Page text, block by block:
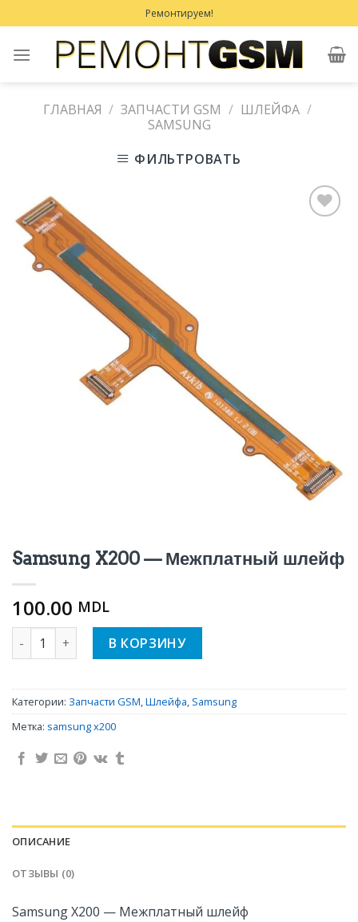
to
content
Ремонтируем!
ГЛАВНАЯ / ЗАПЧАСТИ GSM / ШЛЕЙФА /
SAMSUNG
ФИЛЬТРОВАТЬ
Samsung X200 — Межплатный шлейф
100.00 MDL
Количество Samsung X200 - Межплатный шлейф
В КОРЗИНУ
Категории: Запчасти GSM,Шлейфа, Samsung
Метка: samsung x200
ОПИСАНИЕ
ОТЗЫВЫ (0)
Samsung X200 — Межплатный шлейф